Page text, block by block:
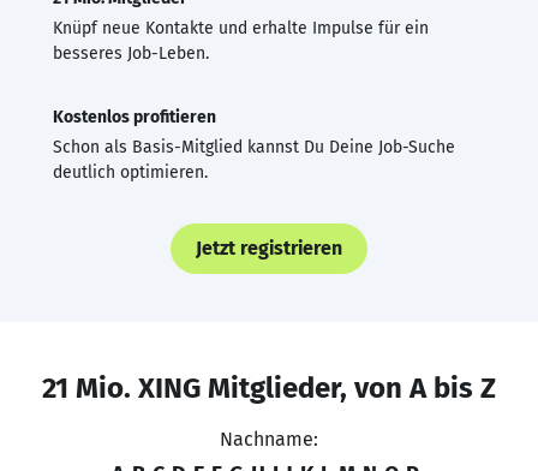
Knüpf neue Kontakte und erhalte Impulse für ein
besseres Job-Leben.
Kostenlos profitieren
Schon als Basis-Mitglied kannst Du Deine Job-Suche
deutlich optimieren.
Jetzt registrieren
21 Mio. XING Mitglieder, von A bis Z
Nachname: